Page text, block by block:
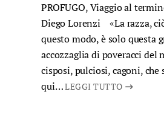
PROFUGO, Viaggio al
Diego Lorenzi «La razza,
questo modo, è solo questa
accozzaglia di poveracci del
cisposi, pulciosi, cagoni, che
qui…LEGGI TUTTO